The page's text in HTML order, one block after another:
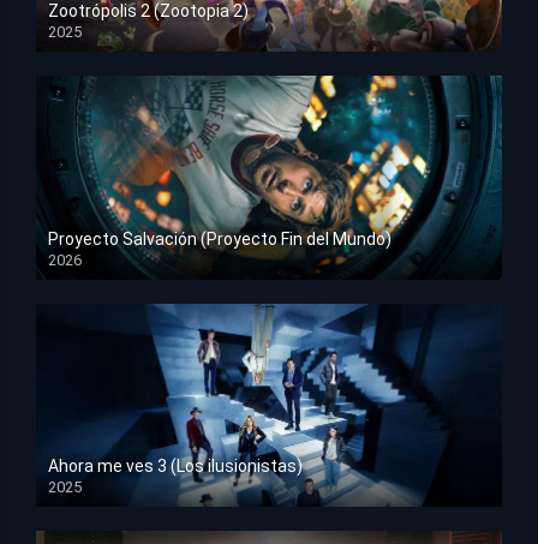
Zootrópolis 2 (Zootopia 2)
2025
HD 1080p
Proyecto Salvación (Proyecto Fin del Mundo)
2026
HD 1080p
Ahora me ves 3 (Los ilusionistas)
2025
HD 1080p